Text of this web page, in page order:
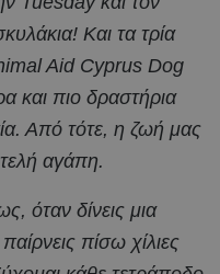
Και τα τρία
Aid Cyprus Dog
και πιο δραστήρια
Από τότε, η ζωή μας
αγάπη.
όταν δίνεις μια
πίσω χίλιες